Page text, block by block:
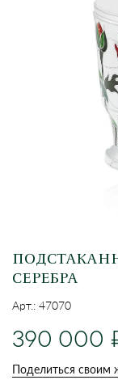
СЕРЕБРА
Арт.: 47070
390 000
Поделиться своим